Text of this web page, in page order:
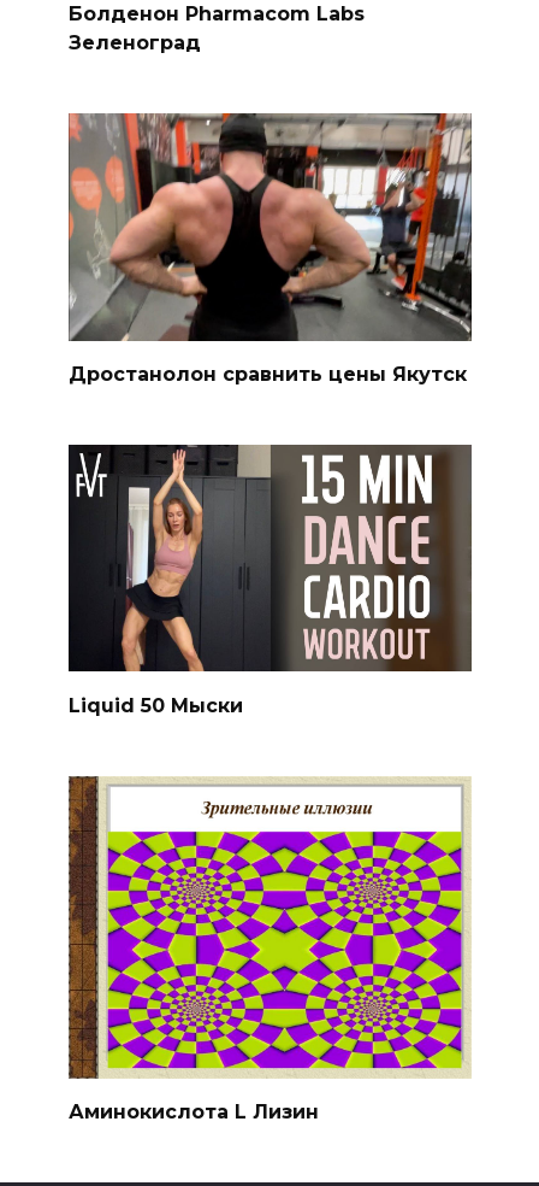
Болденон Pharmacom Labs
Зеленоград
Дростанолон сравнить цены Якутск
Liquid 50 Мыски
Аминокислота L Лизин